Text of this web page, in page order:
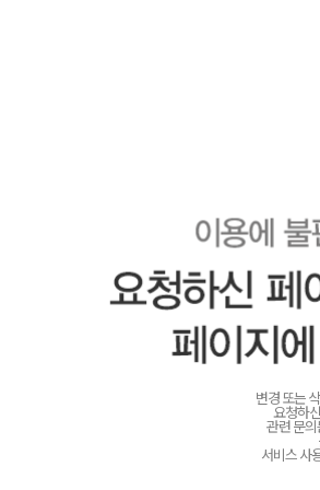
변경 또는
요청하
관련 문
서비스 사